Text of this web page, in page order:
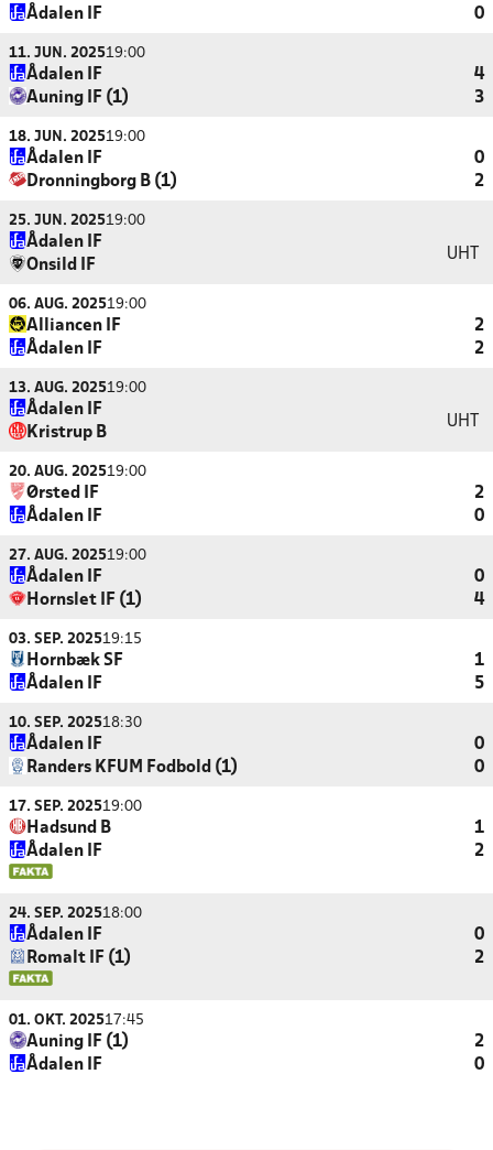
Ådalen IF 0
11. JUN. 202519:00
Ådalen IF
4
Auning IF (1)
3
18. JUN. 202519:00
Ådalen IF
0
Dronningborg B (1)
2
25. JUN. 202519:00
Ådalen IF
Onsild IF
UHT
06. AUG. 202519:00
Alliancen IF
2
Ådalen IF
2
13. AUG. 202519:00
Ådalen IF
Kristrup B
UHT
20. AUG. 202519:00
Ørsted IF
2
Ådalen IF
0
27. AUG. 202519:00
Ådalen IF
0
Hornslet IF (1)
4
03. SEP. 202519:15
Hornbæk SF
1
Ådalen IF
5
10. SEP. 202518:30
Ådalen IF
0
Randers KFUM Fodbold (1)
0
17. SEP. 202519:00
Hadsund B
1
Ådalen IF
2
24. SEP. 202518:00
Ådalen IF
0
Romalt IF (1)
2
01. OKT. 202517:45
Auning IF (1)
2
Ådalen IF
0